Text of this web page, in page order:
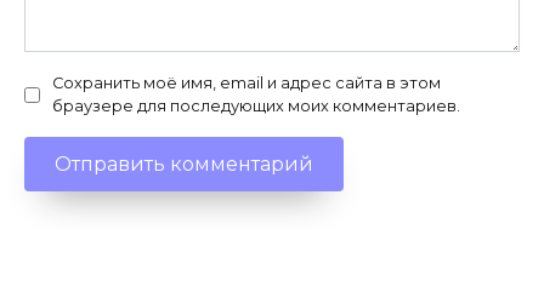
Сохранить моё имя, email и адрес сайта в этом
браузере для последующих моих комментариев.